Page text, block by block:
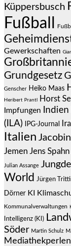
Küppersbusch
Fußball
Gewerkschaften
Grundgesetz
Genscher Heiko Maas
Heribert Prantl Horst
Impfungen Indien
(ILA)
IPG-Journal
Italien Jacobin
Jemen Jens Spahn
Julian Assange
World Jürgen
Dörner KI
Kommunalverwaltungen
Intelligenz (KI)
Söder Martin Schulz
Mediathekperlen